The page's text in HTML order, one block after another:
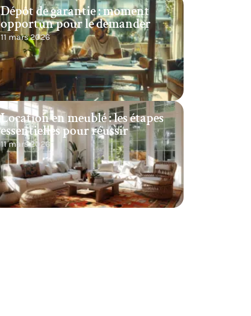
Dépôt de garantie : moment
opportun pour le demander
11 mars 2026
Location en meublé : les étapes
essentielles pour réussir
11 mars 2026